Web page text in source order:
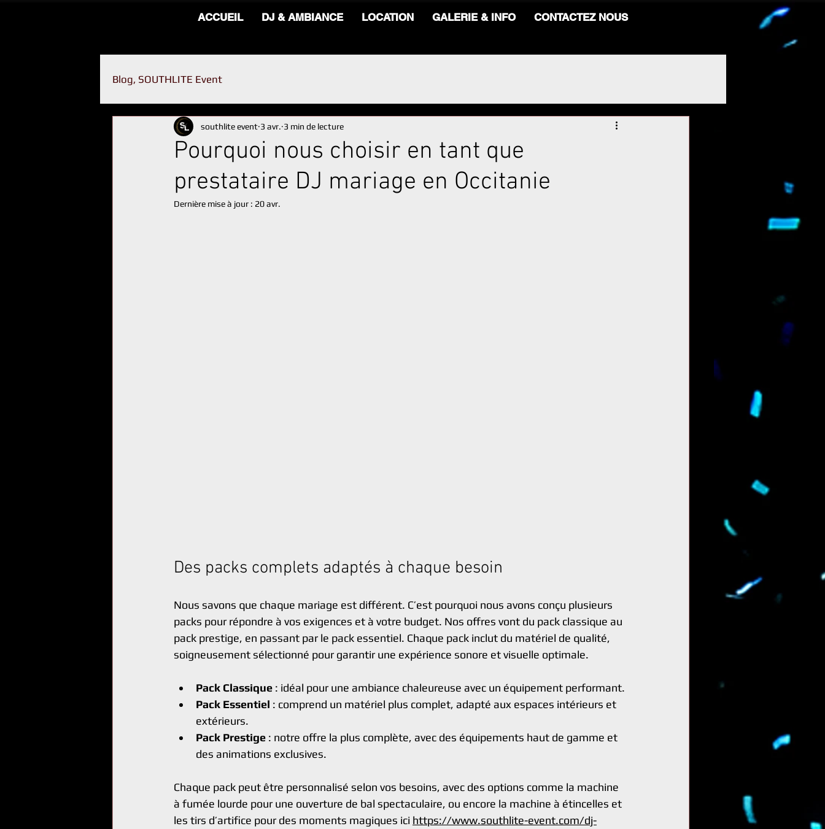
ACCUEIL DJ & AMBIANCE LOCATION GALERIE & INFO CONTACTEZ NOUS
Blog, SOUTHLITE Event
Pourquoi nous choisir en tant que
prestataire DJ mariage en Occitanie
southlite event 3 avr. 3 min de lecture
Dernière mise à jour : 20 avr.
Des packs complets adaptés à chaque besoin
Nous savons que chaque mariage est différent. C’est pourquoi nous avons conçu plusieurs
packs pour répondre à vos exigences et à votre budget. Nos offres vont du pack classique au
pack prestige, en passant par le pack essentiel. Chaque pack inclut du matériel de qualité,
soigneusement sélectionné pour garantir une expérience sonore et visuelle optimale.
Pack Classique : idéal pour une ambiance chaleureuse avec un équipement performant.
Pack Essentiel : comprend un matériel plus complet, adapté aux espaces intérieurs et
extérieurs.
Pack Prestige : notre offre la plus complète, avec des équipements haut de gamme et
des animations exclusives.
Chaque pack peut être personnalisé selon vos besoins, avec des options comme la machine
à fumée lourde pour une ouverture de bal spectaculaire, ou encore la machine à étincelles et
les tirs d’artifice pour des moments magiques ici https://www.southlite-event.com/dj-